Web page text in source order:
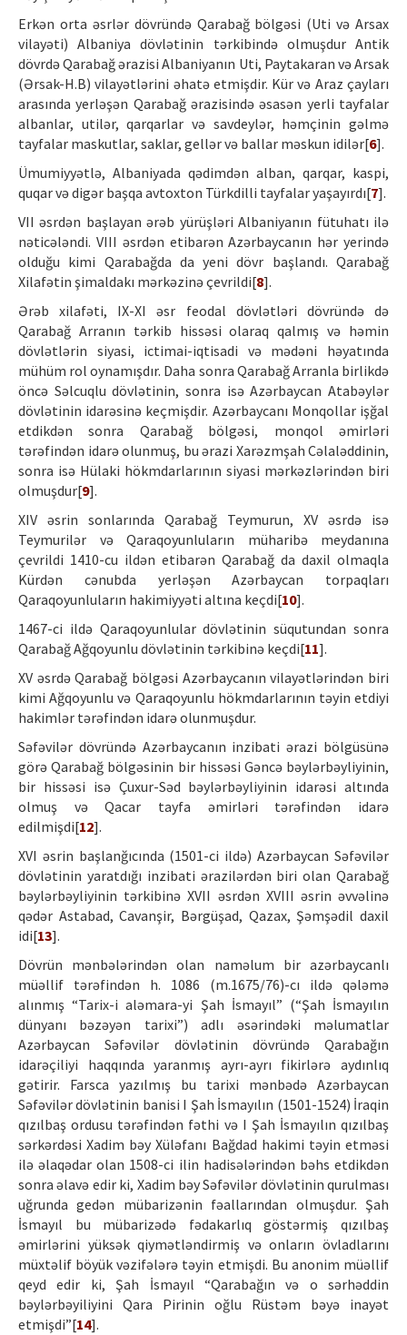
Erkən orta əsrlər dövründə Qarabağ bölgəsi (Uti və Arsax
vilayəti) Albaniya dövlətinin tərkibində olmuşdur Antik
dövrdə Qarabağ ərazisi Albaniyanın Uti, Paytakaran və Arsak
(Ərsak-H.B) vilayətlərini əhatə etmişdir. Kür və Araz çayları
arasında yerləşən Qarabağ ərazisində əsasən yerli tayfalar
albanlar, utilər, qarqarlar və savdeylər, həmçinin gəlmə
tayfalar maskutlar, saklar, gellər və ballar məskun idilər[6].
Ümumiyyətlə, Albaniyada qədimdən alban, qarqar, kaspi,
quqar və digər başqa avtoxton Türkdilli tayfalar yaşayırdı[7].
VII əsrdən başlayan ərəb yürüşləri Albaniyanın fütuhatı ilə
nəticələndi. VIII əsrdən etibarən Azərbaycanın hər yerində
olduğu kimi Qarabağda da yeni dövr başlandı. Qarabağ
Xilafətin şimaldakı mərkəzinə çevrildi[8].
Ərəb xilafəti, IX-XI əsr feodal dövlətləri dövründə də
Qarabağ Arranın tərkib hissəsi olaraq qalmış və həmin
dövlətlərin siyasi, ictimai-iqtisadi və mədəni həyatında
mühüm rol oynamışdır. Daha sonra Qarabağ Arranla birlikdə
öncə Səlcuqlu dövlətinin, sonra isə Azərbaycan Atabəylər
dövlətinin idarəsinə keçmişdir. Azərbaycanı Monqollar işğal
etdikdən sonra Qarabağ bölgəsi, monqol əmirləri
tərəfindən idarə olunmuş, bu ərazi Xarəzmşah Cəlaləddinin,
sonra isə Hülaki hökmdarlarının siyasi mərkəzlərindən biri
olmuşdur[9].
XIV əsrin sonlarında Qarabağ Teymurun, XV əsrdə isə
Teymurilər və Qaraqoyunluların müharibə meydanına
çevrildi 1410-cu ildən etibarən Qarabağ da daxil olmaqla
Kürdən cənubda yerləşən Azərbaycan torpaqları
Qaraqoyunluların hakimiyyəti altına keçdi[10].
1467-ci ildə Qaraqoyunlular dövlətinin süqutundan sonra
Qarabağ Ağqoyunlu dövlətinin tərkibinə keçdi[11].
XV əsrdə Qarabağ bölgəsi Azərbaycanın vilayətlərindən biri
kimi Ağqoyunlu və Qaraqoyunlu hökmdarlarının təyin etdiyi
hakimlər tərəfindən idarə olunmuşdur.
Səfəvilər dövründə Azərbaycanın inzibati ərazi bölgüsünə
görə Qarabağ bölgəsinin bir hissəsi Gəncə bəylərbəyliyinin,
bir hissəsi isə Çuxur-Səd bəylərbəyliyinin idarəsi altında
olmuş və Qacar tayfa əmirləri tərəfindən idarə
edilmişdi[12].
XVI əsrin başlanğıcında (1501-ci ildə) Azərbaycan Səfəvilər
dövlətinin yaratdığı inzibati ərazilərdən biri olan Qarabağ
bəylərbəyliyinin tərkibinə XVII əsrdən XVIII əsrin əvvəlinə
qədər Astabad, Cavanşir, Bərgüşad, Qazax, Şəmşədil daxil
idi[13].
Dövrün mənbələrindən olan naməlum bir azərbaycanlı
müəllif tərəfindən h. 1086 (m.1675/76)-cı ildə qələmə
alınmış “Tarix-i aləmara-yi Şah İsmayıl” (“Şah İsmayılın
dünyanı bəzəyən tarixi”) adlı əsərindəki məlumatlar
Azərbaycan Səfəvilər dövlətinin dövründə Qarabağın
idarəçiliyi haqqında yaranmış ayrı-ayrı fikirlərə aydınlıq
gətirir. Farsca yazılmış bu tarixi mənbədə Azərbaycan
Səfəvilər dövlətinin banisi I Şah İsmayılın (1501-1524) İraqin
qızılbaş ordusu tərəfindən fəthi və I Şah İsmayılın qızılbaş
sərkərdəsi Xadim bəy Xüləfanı Bağdad hakimi təyin etməsi
ilə əlaqədar olan 1508-ci ilin hadisələrindən bəhs etdikdən
sonra əlavə edir ki, Xadim bəy Səfəvilər dövlətinin qurulması
uğrunda gedən mübarizənin fəallarından olmuşdur. Şah
İsmayıl bu mübarizədə fədakarlıq göstərmiş qızılbaş
əmirlərini yüksək qiymətləndirmiş və onların övladlarını
müxtəlif böyük vəzifələrə təyin etmişdi. Bu anonim müəllif
qeyd edir ki, Şah İsmayıl “Qarabağın və o sərhəddin
bəylərbəyiliyini Qara Pirinin oğlu Rüstəm bəyə inayət
etmişdi”[14].